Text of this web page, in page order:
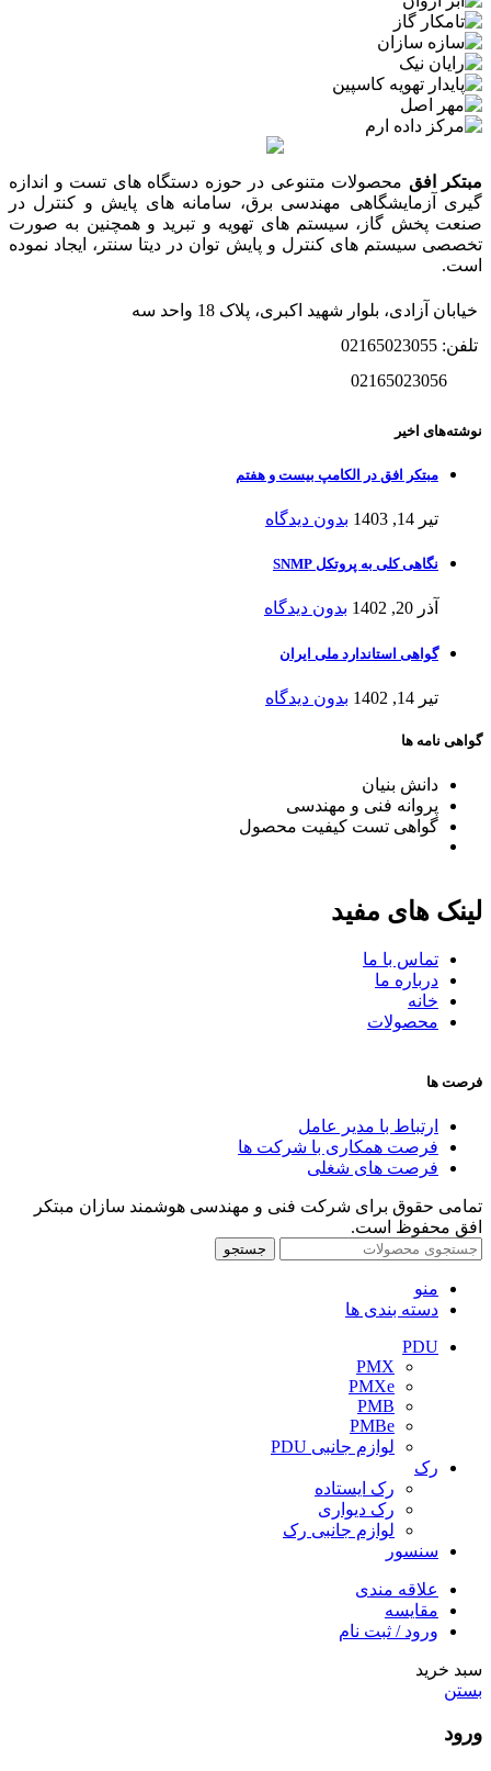
مبتکر افق محصولات متنوعی در حوزه دستگاه های تست و اندازه
گیری آزمایشگاهی مهندسی برق، سامانه های پایش و کنترل در
صنعت پخش گاز، سیستم های تهویه و تبرید و همچنین به صورت
تخصصی سیستم های کنترل و پایش توان در دیتا سنتر، ایجاد نموده
است.
خیابان آزادی، بلوار شهید اکبری، پلاک 18 واحد سه
تلفن: 02165023055
نوشته‌های اخیر
مبتکر افق در الکامپ بیست و هفتم
تیر 14, 1403 بدون دیدگاه
نگاهی کلی به پروتکل SNMP
آذر 20, 1402 بدون دیدگاه
گواهی استاندارد ملی ایران
تیر 14, 1402 بدون دیدگاه
گواهی نامه ها
دانش بنیان
پروانه فنی و مهندسی
گواهی تست کیفیت محصول
لینک های مفید
تماس با ما
درباره ما
خانه
محصولات
فرصت ها
ارتباط با مدیر عامل
فرصت همکاری با شرکت ها
فرصت های شغلی
تمامی حقوق برای شرکت فنی و مهندسی هوشمند سازان مبتکر
افق محفوظ است.
جستجو
منو
دسته بندی ها
PDU
PMX
PMXe
PMB
PMBe
لوازم جانبی PDU
رک
رک ایستاده
رک دیواری
لوازم جانبی رک
سنسور
علاقه مندی
مقایسه
ورود / ثبت نام
سبد خرید
بستن
ورود